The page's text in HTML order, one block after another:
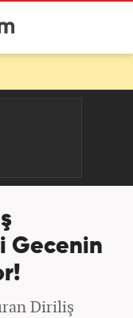
Gecenin
Diriliş